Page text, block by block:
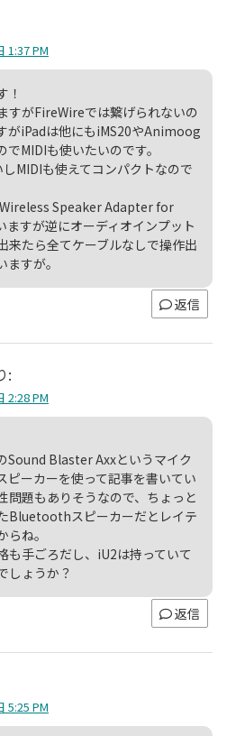
1:37 PM
！
すがFireWireでは繋げられないの
がiPadは他にもiMS20やAnimoog
MIDIも使いたいのです。
MIDIも使えてコンパクトなので
Speaker Adapter for
すが逆にオーディオインプット
来たら全てケーブルなしで操作出
すが。
返信
:
2:28 PM
Sound Blaster Axxというマイク
ーカーを使って記事を書いてい
問題もありそうなので、ちょっと
Bluetoothスピーカーだとレイテ
ね。
も手ごろだし、iU2は持っていて
しょうか？
返信
5:25 PM